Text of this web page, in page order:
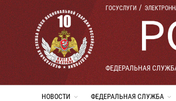
ГОСУСЛУГИ
ФЕДЕРАЛЬНАЯ
НОВОСТИ ФЕДЕРАЛЬНАЯ СЛУЖБА